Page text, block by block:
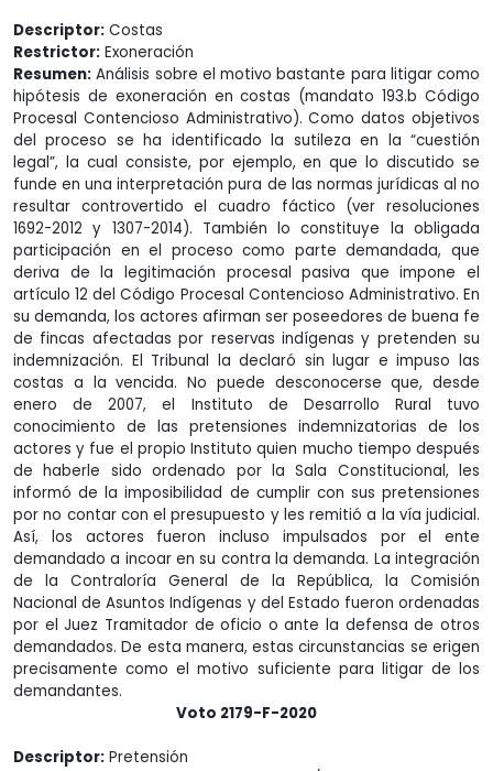
Descriptor: Costas
Restrictor: Exoneración
Resumen: Análisis sobre el motivo bastante para litigar como
hipótesis de exoneración en costas (mandato 193.b Código
Procesal Contencioso Administrativo). Como datos objetivos
del proceso se ha identificado la sutileza en la “cuestión
legal”, la cual consiste, por ejemplo, en que lo discutido se
funde en una interpretación pura de las normas jurídicas al no
resultar controvertido el cuadro fáctico (ver resoluciones
1692-2012 y 1307-2014). También lo constituye la obligada
participación en el proceso como parte demandada, que
deriva de la legitimación procesal pasiva que impone el
artículo 12 del Código Procesal Contencioso Administrativo. En
su demanda, los actores afirman ser poseedores de buena fe
de fincas afectadas por reservas indígenas y pretenden su
indemnización. El Tribunal la declaró sin lugar e impuso las
costas a la vencida. No puede desconocerse que, desde
enero de 2007, el Instituto de Desarrollo Rural tuvo
conocimiento de las pretensiones indemnizatorias de los
actores y fue el propio Instituto quien mucho tiempo después
de haberle sido ordenado por la Sala Constitucional, les
informó de la imposibilidad de cumplir con sus pretensiones
por no contar con el presupuesto y les remitió a la vía judicial.
Así, los actores fueron incluso impulsados por el ente
demandado a incoar en su contra la demanda. La integración
de la Contraloría General de la República, la Comisión
Nacional de Asuntos Indígenas y del Estado fueron ordenadas
por el Juez Tramitador de oficio o ante la defensa de otros
demandados. De esta manera, estas circunstancias se erigen
precisamente como el motivo suficiente para litigar de los
demandantes.
Voto 2179-F-2020
Descriptor: Pretensión